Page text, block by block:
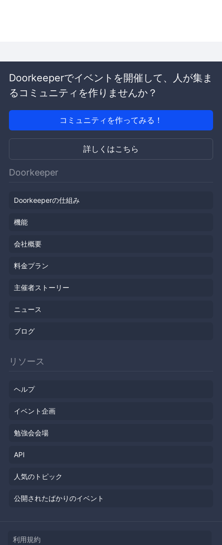
Doorkeeperでイベントを開催して、人が集ま
るコミュニティを作りませんか？
コミュニティを作ってみる！
詳しくはこちら
Doorkeeper
Doorkeeperの仕組み
機能
会社概要
料金プラン
主催者ストーリー
ニュース
ブログ
リソース
ヘルプ
イベント企画
勉強会会場
API
人気のトピック
公開されたばかりのイベント
利用規約